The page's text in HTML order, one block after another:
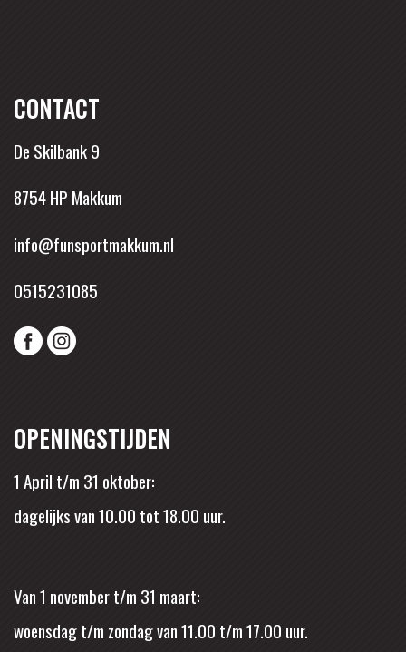
CONTACT
De Skilbank 9
8754 HP Makkum
info@funsportmakkum.nl
0515231085
OPENINGSTIJDEN
1 April t/m 31 oktober:
dagelijks van 10.00 tot 18.00 uur.
Van 1 november t/m 31 maart:
woensdag t/m zondag van 11.00 t/m 17.00 uur.